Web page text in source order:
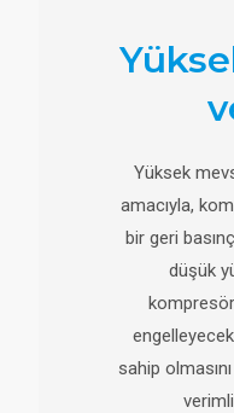
Yüksek
amacıyla,
bir geri
düşük
sahip